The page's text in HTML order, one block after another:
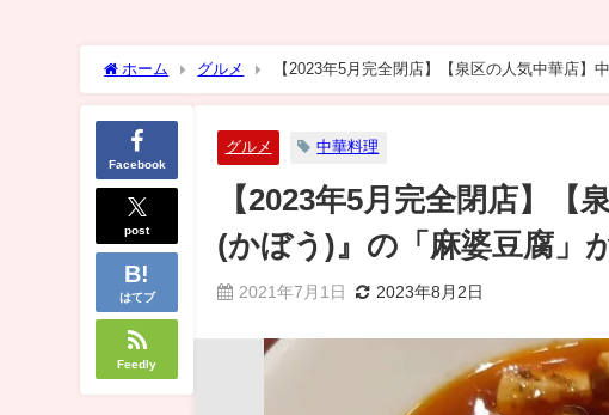
ホーム グルメ 【2023年5月完全閉店】【泉区の人気中華店】
Facebook
post
はてブ
Feedly
グルメ 中華料理
【2023年5月完全閉店】【
(かぼう)』の「麻婆豆腐」
2021年7月1日 2023年8月2日